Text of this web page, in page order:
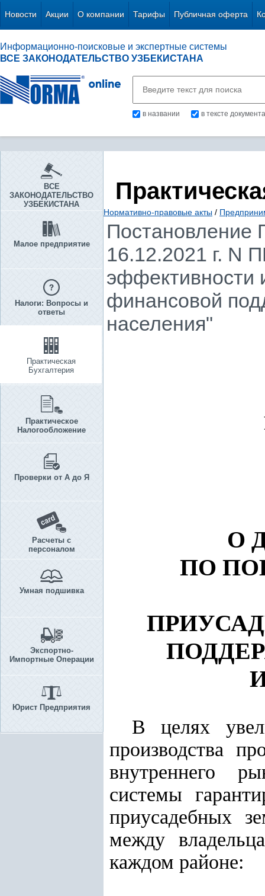
Новости Акции О компании Тарифы Публичная оферта
Информационно-поисковые и экспертные системы
ВСЕ ЗАКОНОДАТЕЛЬСТВО УЗБЕКИСТАНА
в названии в тексте документа
ВСЕ
ЗАКОНОДАТЕЛЬСТВО
УЗБЕКИСТАНА
Малое предприятие
Налоги: Вопросы и
ответы
Практическая
Бухгалтерия
Практическое
Налогообложение
Проверки от А до Я
Расчеты с
персоналом
Умная подшивка
Экспортно-
Импортные Операции
Юрист Предприятия
Нормативно-правовые акты /
Постановление
16.12.2021 г. N
эффективности
финансовой
населения"
О
ПО
В целях
производства
внутреннего
системы
приусадебных
между
каждом районе: